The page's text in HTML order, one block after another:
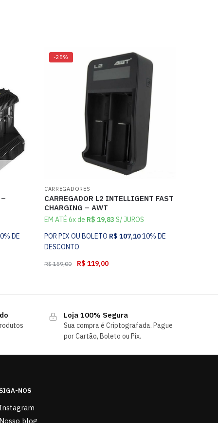
DE
-25%
CARREGADORES
CARREGADOR L2 INTELLIGENT FAST
CHARGING – AWT
EM ATÉ 6x de R$ 19,83 S/ JUROS
POR PIX OU BOLETO R$ 107,1010% DE
DESCONTO
R$159,00 R$ 119,00
Loja 100% Segura
Sua compra é Criptografada. Pague
por Cartão, Boleto ou Pix.
NOS
blog